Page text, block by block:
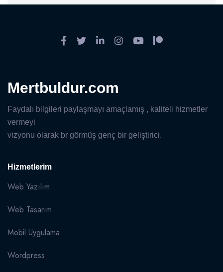
Mertbuldur.com
Faydalı bilgileri paylaşmayı amaçlamış , kaliteli hizmetler
vermeyi
vizyonu olarak br görmüş genç bir geliştirici.
Hizmetlerim
Web Yazılım
Web Tasarım
Mobil Uygulama
Wordpress